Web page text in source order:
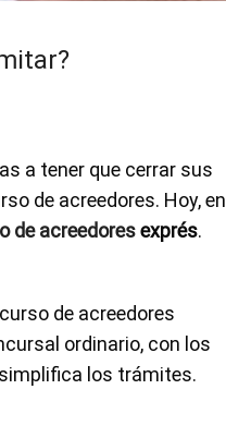
a tener que cerrar sus
de acreedores. Hoy, en
de acreedoresexprés.
de acreedores
ordinario, con los
los trámites.